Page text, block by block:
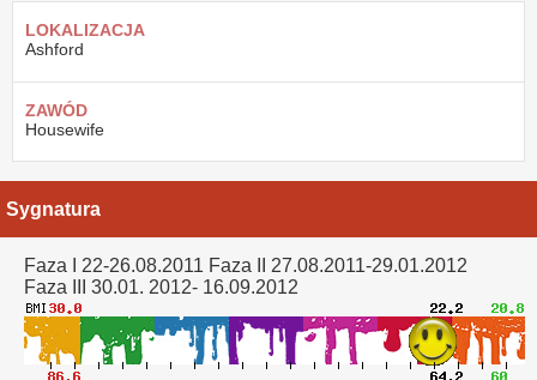
LOKALIZACJA
Ashford
ZAWÓD
Housewife
Sygnatura
Faza I 22-26.08.2011 Faza II 27.08.2011-29.01.2012
Faza III 30.01. 2012- 16.09.2012